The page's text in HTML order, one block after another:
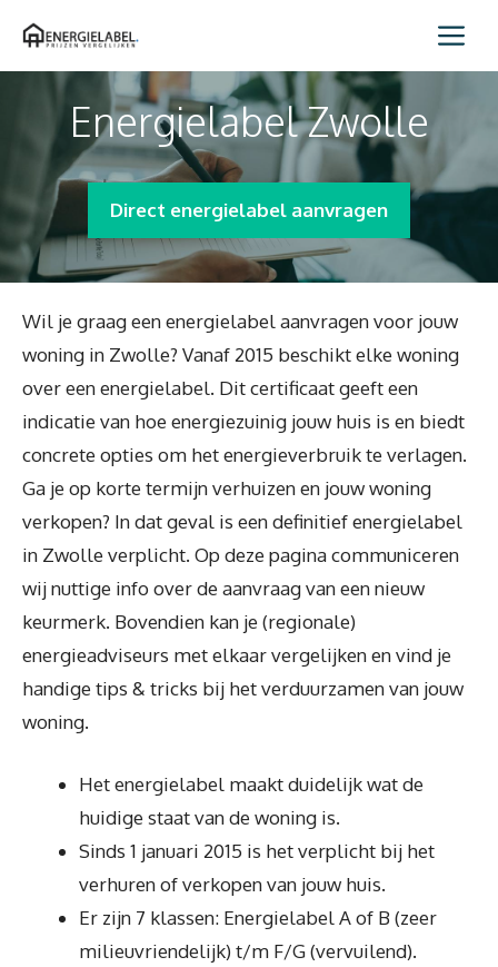
naar
Energielabel Zwolle
Direct energielabel aanvragen
Wil je graag een energielabel aanvragen voor jouw
woning in Zwolle? Vanaf 2015 beschikt elke woning
over een energielabel. Dit certificaat geeft een
indicatie van hoe energiezuinig jouw huis is en biedt
concrete opties om het energieverbruik te verlagen.
Ga je op korte termijn verhuizen en jouw woning
verkopen? In dat geval is een definitief energielabel
in Zwolle verplicht. Op deze pagina communiceren
wij nuttige info over de aanvraag van een nieuw
keurmerk. Bovendien kan je (regionale)
energieadviseurs met elkaar vergelijken en vind je
handige tips & tricks bij het verduurzamen van jouw
woning.
Het energielabel maakt duidelijk wat de
huidige staat van de woning is.
Sinds 1 januari 2015 is het verplicht bij het
verhuren of verkopen van jouw huis.
Er zijn 7 klassen: Energielabel A of B (zeer
milieuvriendelijk) t/m F/G (vervuilend).